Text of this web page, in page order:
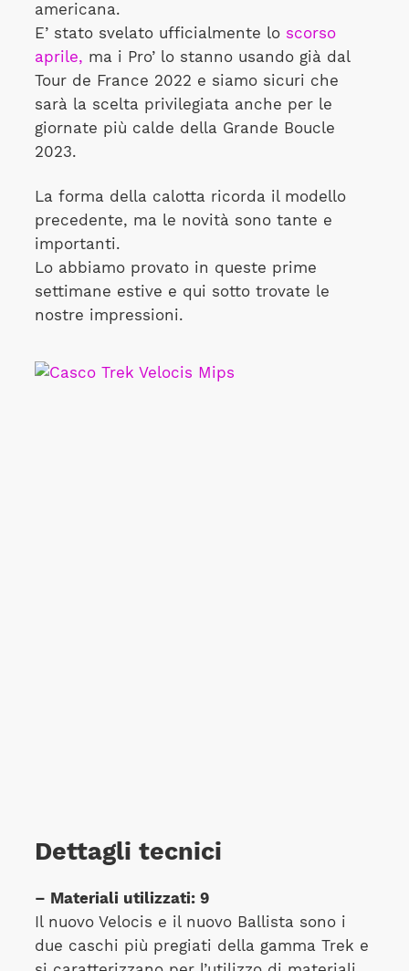
americana.
E’ stato svelato ufficialmente lo scorso
aprile, ma i Pro’ lo stanno usando già dal
Tour de France 2022 e siamo sicuri che
sarà la scelta privilegiata anche per le
giornate più calde della Grande Boucle
2023.
La forma della calotta ricorda il modello
precedente, ma le novità sono tante e
importanti.
Lo abbiamo provato in queste prime
settimane estive e qui sotto trovate le
nostre impressioni.
Dettagli tecnici
– Materiali utilizzati: 9
Il nuovo Velocis e il nuovo Ballista sono i
due caschi più pregiati della gamma Trek e